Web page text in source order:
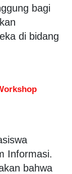
bagi
di bidang
Informasi.
bahwa